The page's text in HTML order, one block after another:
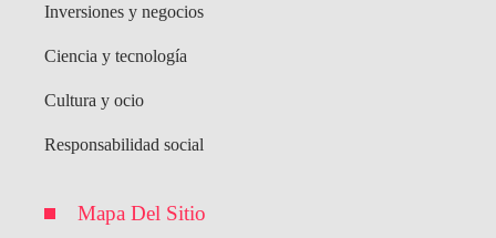
Inversiones y negocios
Ciencia y tecnología
Cultura y ocio
Responsabilidad social
Mapa Del Sitio